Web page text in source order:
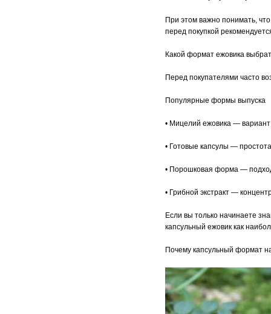
При этом важно понимать,
перед покупкой
Какой формат ежовика
Перед покупателями часто
Популярные формы выпуска
• Мицелий ежовика —
• Готовые капсулы —
• Порошковая форма —
• Грибной экстракт —
Если вы только начинаете
капсульный ежовик как
Почему капсульный формат